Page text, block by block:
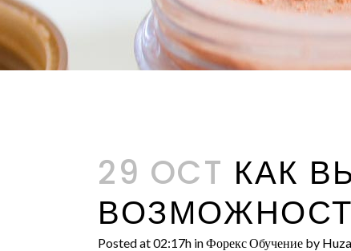
29 OCT КАК
Posted at 02:17h inФорекс Обучение by